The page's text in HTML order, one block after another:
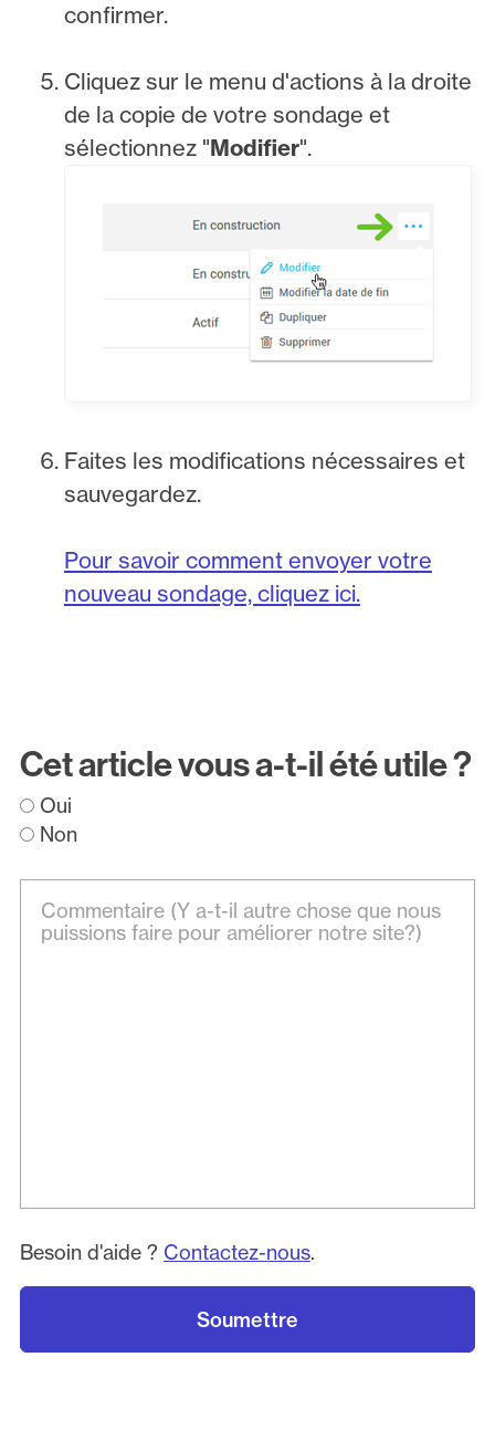
confirmer.
Cliquez sur le menu d'actions à la droite
de la copie de votre sondage et
sélectionnez "Modifier".
Faites les modifications nécessaires et
sauvegardez.
Pour savoir comment envoyer votre
nouveau sondage, cliquez ici.
Cet article vous a-t-il été utile ?
Oui
Non
Besoin d'aide ? Contactez-nous.
Soumettre